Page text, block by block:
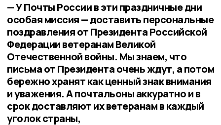
— У Почты России в эти праздничные дни
особая миссия — доставить персональные
поздравления от Президента Российской
Федерации ветеранам Великой
Отечественной войны. Мы знаем, что
письма от Президента очень ждут, а потом
бережно хранят как ценный знак внимания
и уважения. А почтальоны аккуратно и в
срок доставляют их ветеранам в каждый
уголок страны,